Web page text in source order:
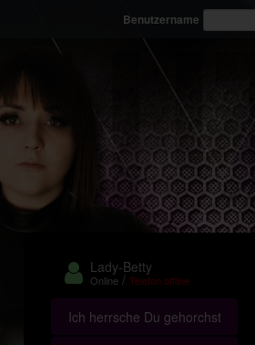
Benutzername
Lady-Betty
Online /Telefon offline
Ich herrsche Du gehorchst